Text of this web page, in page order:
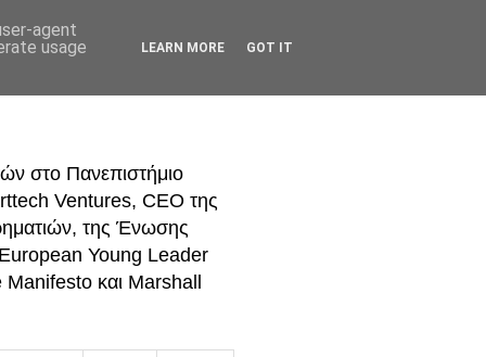
στο Πανεπιστήμιο
Ventures, CEO της
της Ένωσης
Young Leader
και Marshall
agent
usage
LEARN MORE GOT IT